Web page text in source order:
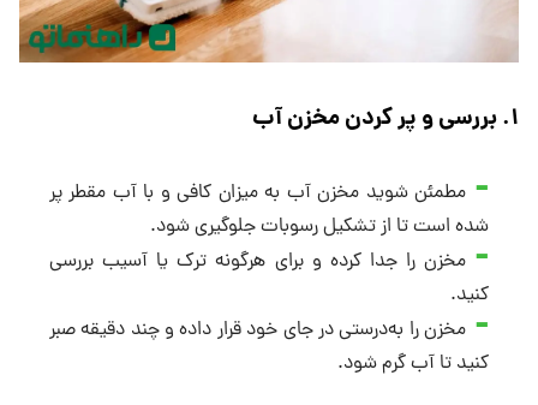
۱. بررسی و پر کردن مخزن آب
مطمئن شوید مخزن آب به میزان کافی و با آب مقطر پر
شده است تا از تشکیل رسوبات جلوگیری شود.
مخزن را جدا کرده و برای هرگونه ترک یا آسیب بررسی
کنید.
مخزن را به‌درستی در جای خود قرار داده و چند دقیقه صبر
کنید تا آب گرم شود.